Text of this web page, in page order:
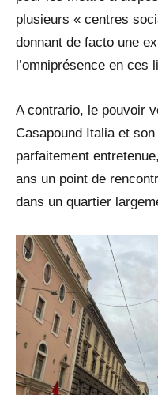
plusieurs « centres
donnant de facto une
l’omniprésence en ces
A contrario, le pouvoir
Casapound Italia et
parfaitement
ans un point de
dans un quartier